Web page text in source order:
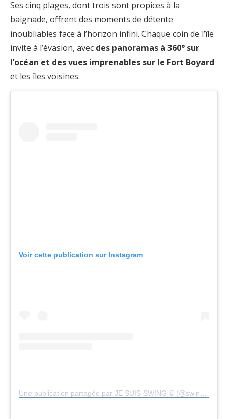
Ses cinq plages, dont trois sont propices à la
baignade, offrent des moments de détente
inoubliables face à l’horizon infini. Chaque coin de l’île
invite à l’évasion, avec des panoramas à 360° sur
l’océan et des vues imprenables sur le Fort Boyard
et les îles voisines.
Voir cette publication sur Instagram
Une publication partagée par JE SUIS SWING © (@swinging_oldies)